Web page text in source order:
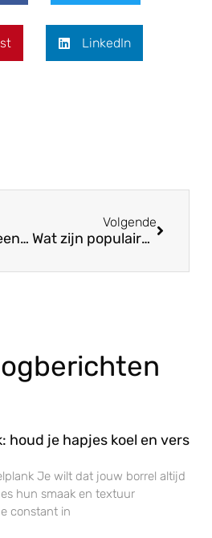
LinkedIn
Hoeveel kost een borrelplank voor een groep?
Volgende
Wat zijn populaire thema’s voor feestelijke borrelplanken?
houd je hapjes koel en vers
Je wilt dat jouw borrel altijd
hun smaak en textuur
constant in